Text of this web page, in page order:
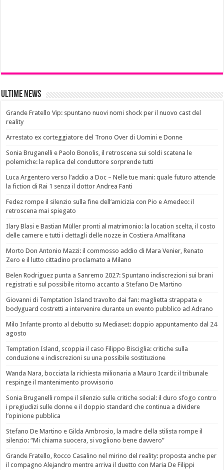
Ultime News
Grande Fratello Vip: spuntano nuovi nomi shock per il nuovo cast del
reality
Arrestato ex corteggiatore del Trono Over di Uomini e Donne
Sonia Bruganelli e Paolo Bonolis, il retroscena sui soldi scatena le
polemiche: la replica del conduttore sorprende tutti
Luca Argentero verso l’addio a Doc – Nelle tue mani: quale futuro attende
la fiction di Rai 1 senza il dottor Andrea Fanti
Fedez rompe il silenzio sulla fine dell’amicizia con Pio e Amedeo: il
retroscena mai spiegato
Ilary Blasi e Bastian Müller pronti al matrimonio: la location scelta, il costo
delle camere e tutti i dettagli delle nozze in Costiera Amalfitana
Morto Don Antonio Mazzi: il commosso addio di Mara Venier, Renato
Zero e il lutto cittadino proclamato a Milano
Belen Rodriguez punta a Sanremo 2027: Spuntano indiscrezioni sui brani
registrati e sul possibile ritorno accanto a Stefano De Martino
Giovanni di Temptation Island travolto dai fan: maglietta strappata e
bodyguard costretti a intervenire durante un evento pubblico ad Adrano
Milo Infante pronto al debutto su Mediaset: doppio appuntamento dal 24
agosto
Temptation Island, scoppia il caso Filippo Bisciglia: critiche sulla
conduzione e indiscrezioni su una possibile sostituzione
Wanda Nara, bocciata la richiesta milionaria a Mauro Icardi: il tribunale
respinge il mantenimento provvisorio
Sonia Bruganelli rompe il silenzio sulle critiche social: il duro sfogo contro
i pregiudizi sulle donne e il doppio standard che continua a dividere
l’opinione pubblica
Stefano De Martino e Gilda Ambrosio, la madre della stilista rompe il
silenzio: “Mi chiama suocera, si vogliono bene davvero”
Grande Fratello, Rocco Casalino nel mirino del reality: proposta anche per
il compagno Alejandro mentre arriva il duetto con Maria De Filippi